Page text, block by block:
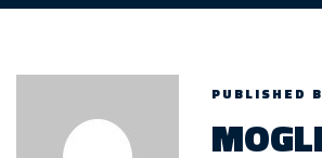
PUBLISHED